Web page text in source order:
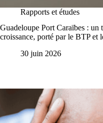
Rapports et études
Guadeloupe Port Caraïbes : un
croissance, porté par le BTP et
30 juin 2026